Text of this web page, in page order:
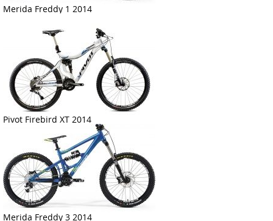
Merida Freddy 1 2014
Pivot Firebird XT 2014
Merida Freddy 3 2014